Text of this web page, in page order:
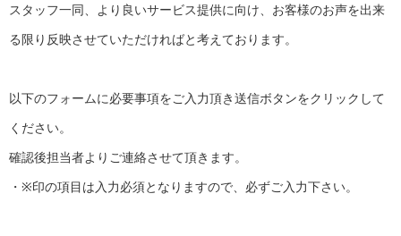
スタッフ一同、より良いサービス提供に向け、お客様のお声を出来
る限り反映させていただければと考えております。
以下のフォームに必要事項をご入力頂き送信ボタンをクリックして
ください。
確認後担当者よりご連絡させて頂きます。
・※印の項目は入力必須となりますので、必ずご入力下さい。